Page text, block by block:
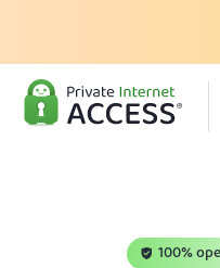
100%